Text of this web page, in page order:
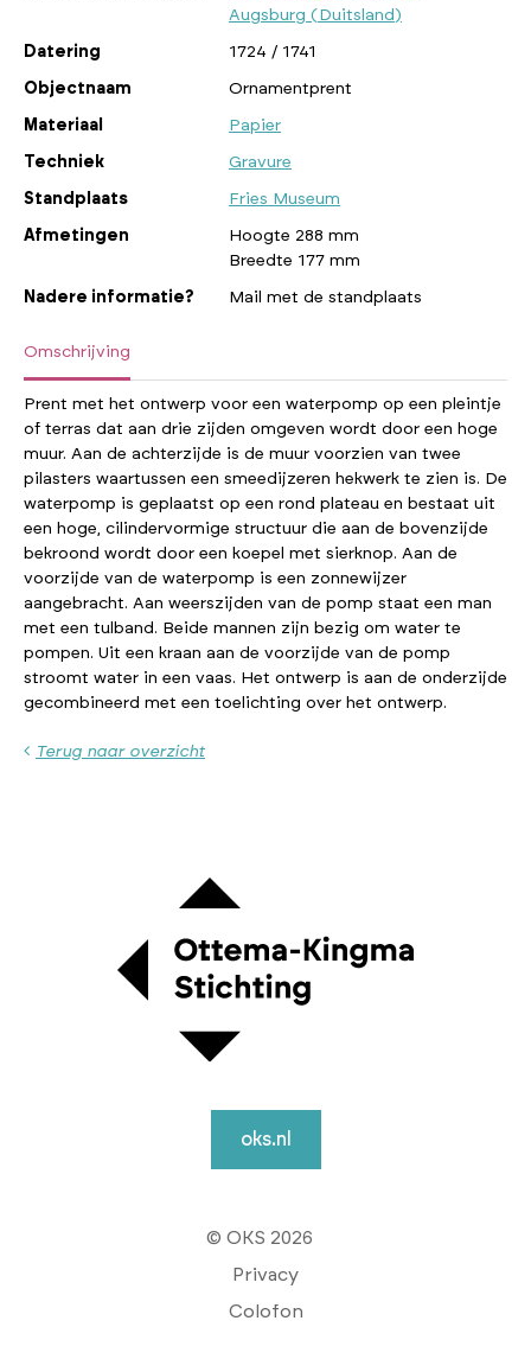
Augsburg (Duitsland)
Datering 1724 / 1741
Objectnaam Ornamentprent
Materiaal Papier
Techniek Gravure
Standplaats Fries Museum
Afmetingen
Hoogte 288 mm
Breedte 177 mm
Nadere informatie? Mail met de standplaats
Omschrijving
Prent met het ontwerp voor een waterpomp op een pleintje
of terras dat aan drie zijden omgeven wordt door een hoge
muur. Aan de achterzijde is de muur voorzien van twee
pilasters waartussen een smeedijzeren hekwerk te zien is. De
waterpomp is geplaatst op een rond plateau en bestaat uit
een hoge, cilindervormige structuur die aan de bovenzijde
bekroond wordt door een koepel met sierknop. Aan de
voorzijde van de waterpomp is een zonnewijzer
aangebracht. Aan weerszijden van de pomp staat een man
met een tulband. Beide mannen zijn bezig om water te
pompen. Uit een kraan aan de voorzijde van de pomp
stroomt water in een vaas. Het ontwerp is aan de onderzijde
gecombineerd met een toelichting over het ontwerp.
Terug naar overzicht
oks.nl
© OKS 2026
Privacy
Colofon